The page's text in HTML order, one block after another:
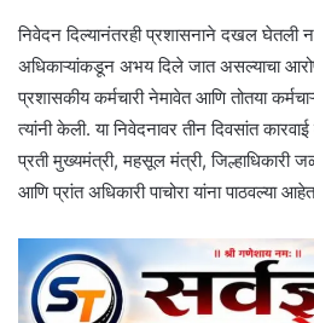
निवेदन दिल्यानंतरही प्रशासनाने दखल घेतली
अधिकाऱ्यांकडून अभय दिले जात असल्याचा
प्रशासकीय कर्मचारी नेमावेत आणि तोतया
त्यांनी केली. या निवेदनावर तीन दिवसांत
प्रती मुख्यमंत्री, महसूल मंत्री, जिल्हाधिकारी
आणि प्रांत अधिकारी पाचोरा यांना पाठवल्या